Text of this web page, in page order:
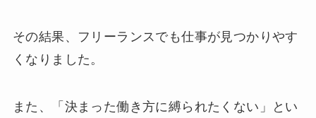
その結果、フリーランスでも仕事が見つかりやす
くなりました。
また、「決まった働き方に縛られたくない」とい